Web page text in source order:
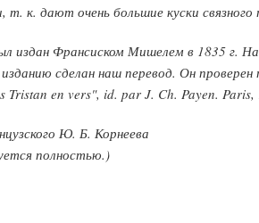
т. к. дают очень большие куски связного
издан Франсиском Мишелем в 1835 г.
сделан наш перевод. Он
Tristan en vers", id. par J. Ch. Payen. Paris,
Ю. Б. Корнеева
полностью.)